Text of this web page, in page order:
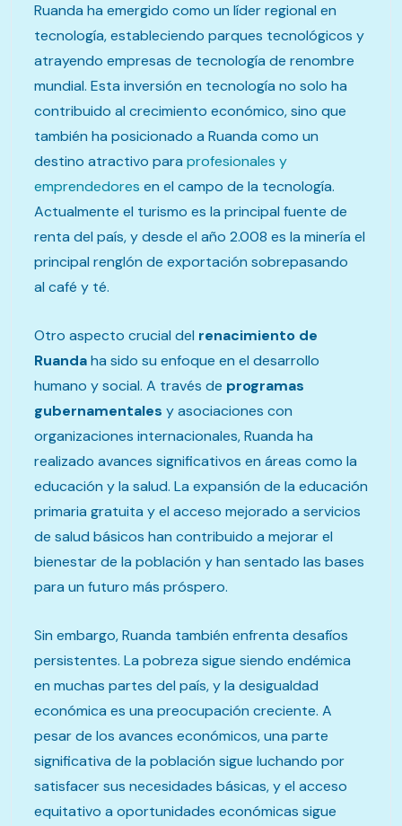
Ruanda ha emergido como un líder regional en
tecnología, estableciendo parques tecnológicos y
atrayendo empresas de tecnología de renombre
mundial. Esta inversión en tecnología no solo ha
contribuido al crecimiento económico, sino que
también ha posicionado a Ruanda como un
destino atractivo para profesionales y
emprendedores en el campo de la tecnología.
Actualmente el turismo es la principal fuente de
renta del país, y desde el año 2.008 es la minería el
principal renglón de exportación sobrepasando
al café y té.
Otro aspecto crucial del renacimiento de
Ruandaha sido su enfoque en el desarrollo
humano y social. A través de programas
gubernamentales y asociaciones con
organizaciones internacionales, Ruanda ha
realizado avances significativos en áreas como la
educación y la salud. La expansión de la educación
primaria gratuita y el acceso mejorado a servicios
de salud básicos han contribuido a mejorar el
bienestar de la población y han sentado las bases
para un futuro más próspero.
Sin embargo, Ruanda también enfrenta desafíos
persistentes. La pobreza sigue siendo endémica
en muchas partes del país, y la desigualdad
económica es una preocupación creciente. A
pesar de los avances económicos, una parte
significativa de la población sigue luchando por
satisfacer sus necesidades básicas, y el acceso
equitativo a oportunidades económicas sigue